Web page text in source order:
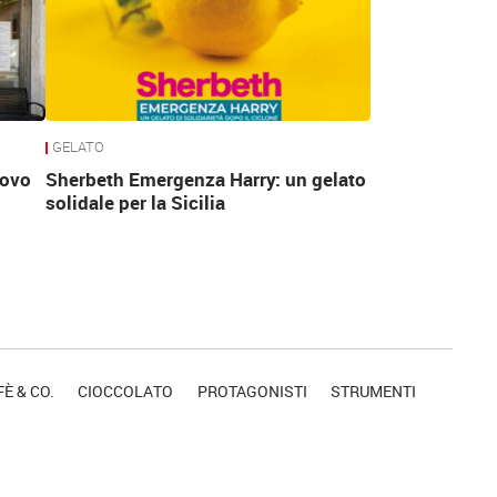
GELATO
Sherbeth Emergenza Harry: un gelato
solidale per la Sicilia
& CO. CIOCCOLATO PROTAGONISTI STRUMENTI